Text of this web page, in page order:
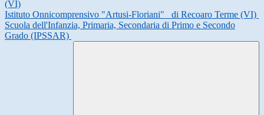
Istituto Onnicomprensivo "Artusi-Floriani"
di Recoaro Terme (VI)
Scuola dell'Infanzia, Primaria, Secondaria di Primo e Secondo
Grado (IPSSAR)